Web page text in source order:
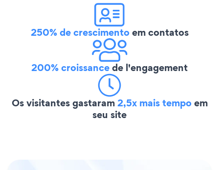
250% de crescimentoem contatos
200% croissancede l'engagement
Os visitantes gastaram2,5x mais tempoem
seu site